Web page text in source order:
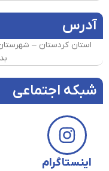
آدرس
استان کردستان –
شبکه اجتماعی
اینستاگرام